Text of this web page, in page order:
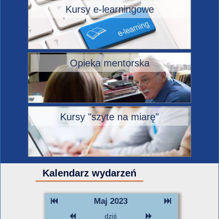
Kursy e-learningowe
Opieka mentorska
Kursy "szyte na miarę"
Kalendarz wydarzeń
Maj 2023
dziś